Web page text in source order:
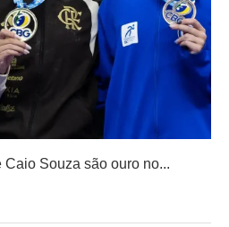
Caio Souza são ouro no...